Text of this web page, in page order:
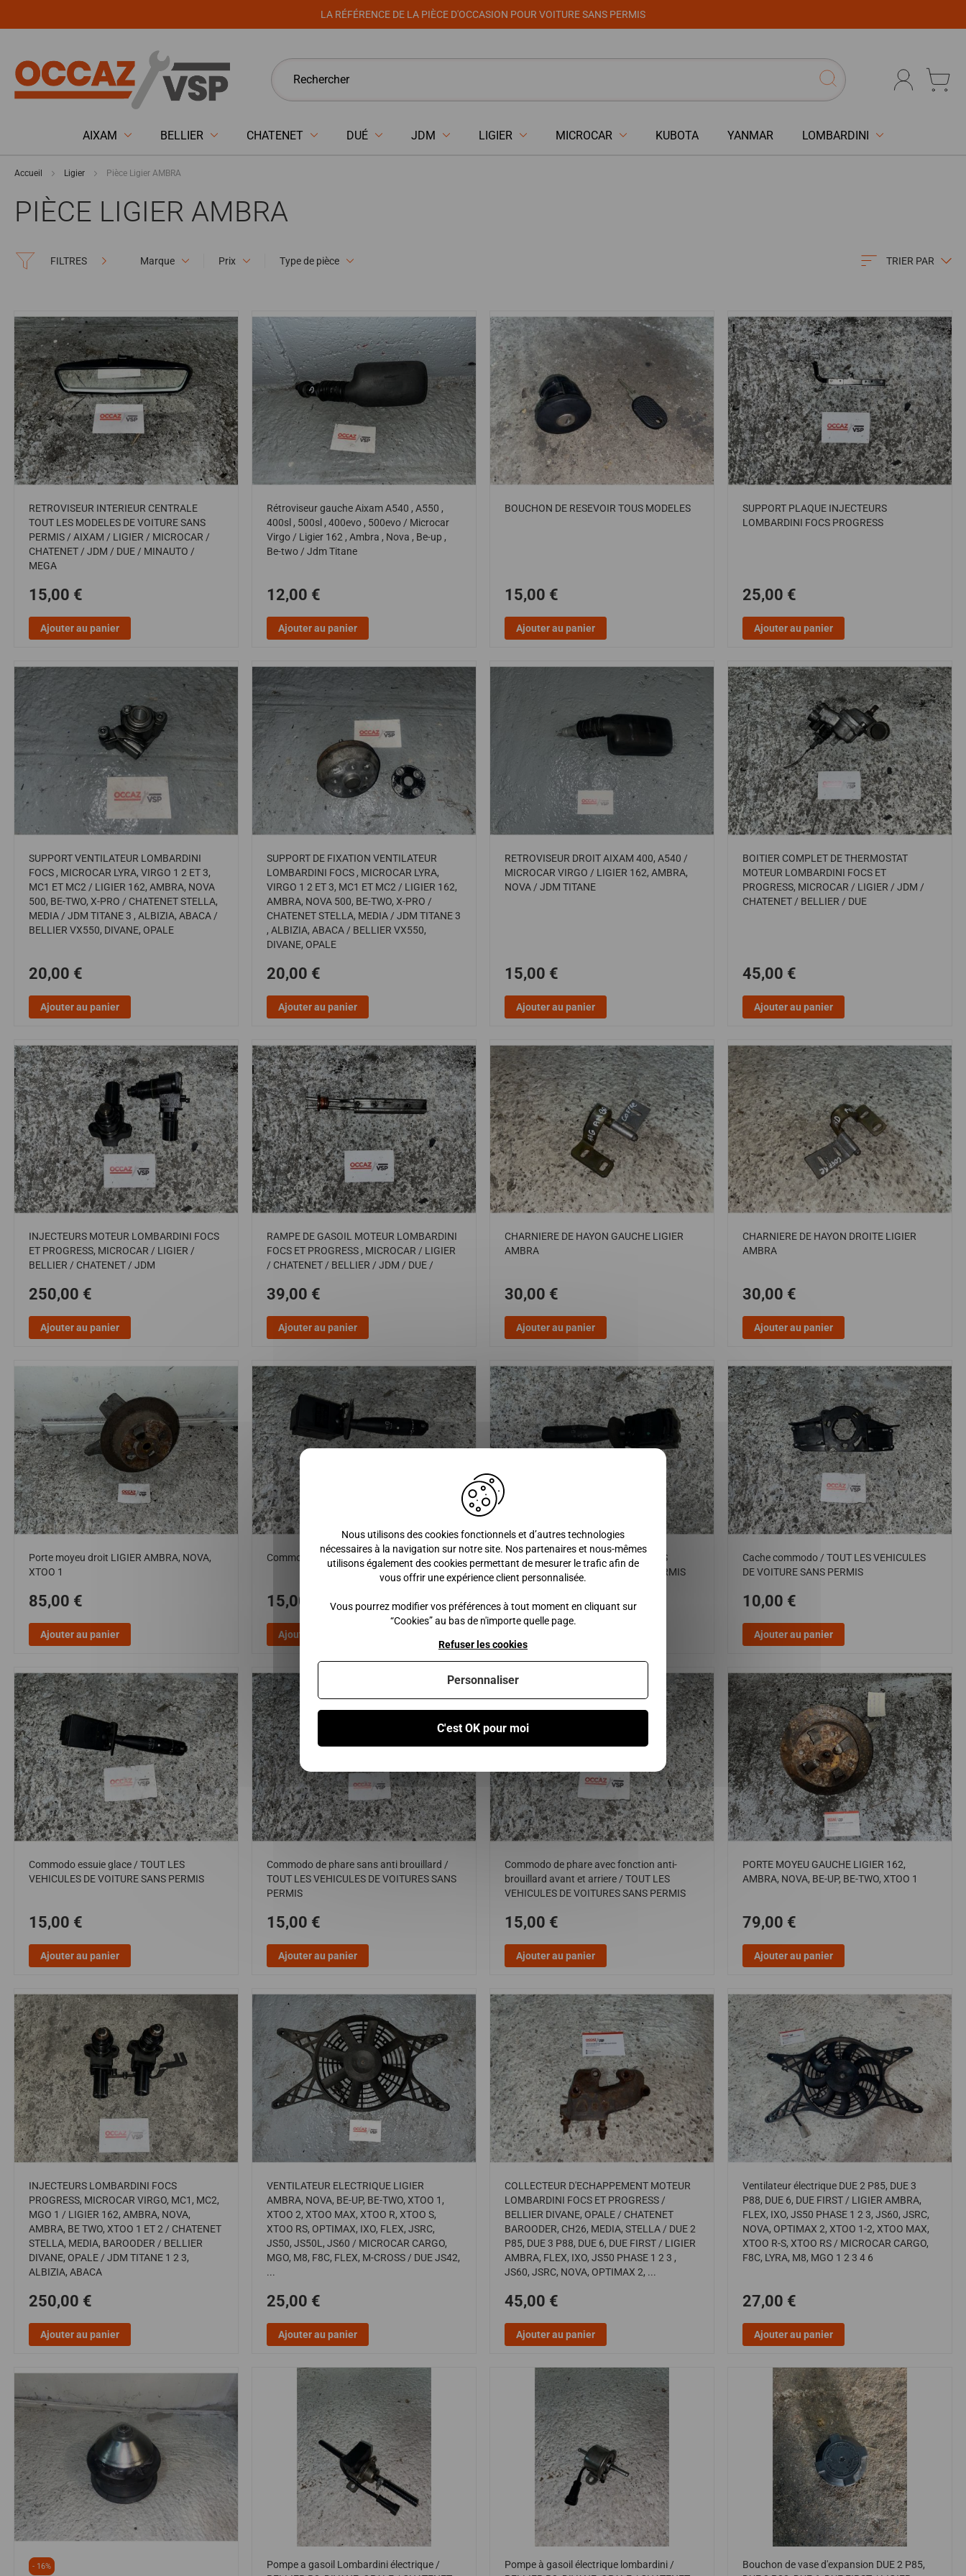
LA RÉFÉRENCE DE LA PIÈCE D'OCCASION POUR VOITURE SANS PERMIS
AIXAM BELLIER CHATENET DUÉ JDM LIGIER MICROCAR KUBOTA YANMAR LOMBARDINI
Accueil Ligier Pièce Ligier AMBRA
PIÈCE LIGIER AMBRA
FILTRES Marque Prix Type de pièce TRIER PAR
RETROVISEUR INTERIEUR CENTRALE
TOUT LES MODELES DE VOITURE SANS
PERMIS / AIXAM / LIGIER / MICROCAR /
CHATENET / JDM / DUE / MINAUTO /
MEGA
15,00 €
Ajouter au panier
Rétroviseur gauche Aixam A540 , A550 ,
400sl , 500sl , 400evo , 500evo / Microcar
Virgo / Ligier 162 , Ambra , Nova , Be-up ,
Be-two / Jdm Titane
12,00 €
Ajouter au panier
BOUCHON DE RESEVOIR TOUS MODELES
15,00 €
Ajouter au panier
SUPPORT PLAQUE INJECTEURS
LOMBARDINI FOCS PROGRESS
25,00 €
Ajouter au panier
SUPPORT VENTILATEUR LOMBARDINI
FOCS , MICROCAR LYRA, VIRGO 1 2 ET 3,
MC1 ET MC2 / LIGIER 162, AMBRA, NOVA
500, BE-TWO, X-PRO / CHATENET STELLA,
MEDIA / JDM TITANE 3 , ALBIZIA, ABACA /
BELLIER VX550, DIVANE, OPALE
20,00 €
Ajouter au panier
SUPPORT DE FIXATION VENTILATEUR
LOMBARDINI FOCS , MICROCAR LYRA,
VIRGO 1 2 ET 3, MC1 ET MC2 / LIGIER 162,
AMBRA, NOVA 500, BE-TWO, X-PRO /
CHATENET STELLA, MEDIA / JDM TITANE 3
, ALBIZIA, ABACA / BELLIER VX550,
DIVANE, OPALE
20,00 €
Ajouter au panier
RETROVISEUR DROIT AIXAM 400, A540 /
MICROCAR VIRGO / LIGIER 162, AMBRA,
NOVA / JDM TITANE
15,00 €
Ajouter au panier
BOITIER COMPLET DE THERMOSTAT
MOTEUR LOMBARDINI FOCS ET
PROGRESS, MICROCAR / LIGIER / JDM /
CHATENET / BELLIER / DUE
45,00 €
Ajouter au panier
INJECTEURS MOTEUR LOMBARDINI FOCS
ET PROGRESS, MICROCAR / LIGIER /
BELLIER / CHATENET / JDM
250,00 €
Ajouter au panier
RAMPE DE GASOIL MOTEUR LOMBARDINI
FOCS ET PROGRESS , MICROCAR / LIGIER
/ CHATENET / BELLIER / JDM / DUE /
39,00 €
Ajouter au panier
CHARNIERE DE HAYON GAUCHE LIGIER
AMBRA
30,00 €
Ajouter au panier
CHARNIERE DE HAYON DROITE LIGIER
AMBRA
30,00 €
Ajouter au panier
Porte moyeu droit LIGIER AMBRA, NOVA,
XTOO 1
85,00 €
Ajouter au panier
Commodo d'essuie glace
15,00 €
Ajouter au panier
Commodo d'essuie glace / TOUT LES
VEHICULES DE VOITURES SANS PERMIS
15,00 €
Cache commodo / TOUT LES VEHICULES
DE VOITURE SANS PERMIS
10,00 €
Ajouter au panier
Commodo essuie glace / TOUT LES
VEHICULES DE VOITURE SANS PERMIS
15,00 €
Ajouter au panier
Commodo de phare sans anti brouillard /
TOUT LES VEHICULES DE VOITURES SANS
PERMIS
15,00 €
Ajouter au panier
Commodo de phare avec fonction anti-
brouillard avant et arriere / TOUT LES
VEHICULES DE VOITURES SANS PERMIS
15,00 €
Ajouter au panier
PORTE MOYEU GAUCHE LIGIER 162,
AMBRA, NOVA, BE-UP, BE-TWO, XTOO 1
79,00 €
Ajouter au panier
INJECTEURS LOMBARDINI FOCS
PROGRESS, MICROCAR VIRGO, MC1, MC2,
MGO 1 / LIGIER 162, AMBRA, NOVA,
AMBRA, BE TWO, XTOO 1 ET 2 / CHATENET
STELLA, MEDIA, BAROODER / BELLIER
DIVANE, OPALE / JDM TITANE 1 2 3,
ALBIZIA, ABACA
250,00 €
Ajouter au panier
VENTILATEUR ELECTRIQUE LIGIER
AMBRA, NOVA, BE-UP, BE-TWO, XTOO 1,
XTOO 2, XTOO MAX, XTOO R, XTOO S,
XTOO RS, OPTIMAX, IXO, FLEX, JSRC,
JS50, JS50L, JS60 / MICROCAR CARGO,
MGO, M8, F8C, FLEX, M-CROSS / DUE JS42,
...
25,00 €
Ajouter au panier
COLLECTEUR D'ECHAPPEMENT MOTEUR
LOMBARDINI FOCS ET PROGRESS /
BELLIER DIVANE, OPALE / CHATENET
BAROODER, CH26, MEDIA, STELLA / DUE 2
P85, DUE 3 P88, DUE 6, DUE FIRST / LIGIER
AMBRA, FLEX, IXO, JS50 PHASE 1 2 3 ,
JS60, JSRC, NOVA, OPTIMAX 2, ...
45,00 €
Ajouter au panier
Ventilateur électrique DUE 2 P85, DUE 3
P88, DUE 6, DUE FIRST / LIGIER AMBRA,
FLEX, IXO, JS50 PHASE 1 2 3, JS60, JSRC,
NOVA, OPTIMAX 2, XTOO 1-2, XTOO MAX,
XTOO R-S, XTOO RS / MICROCAR CARGO,
F8C, LYRA, M8, MGO 1 2 3 4 6
27,00 €
Ajouter au panier
- 16%
Pompe a gasoil Lombardini électrique /
Pompe à gasoil électrique lombardini /
Bouchon de vase d'expansion DUE 2 P85,
Nous utilisons des cookies fonctionnels et d’autres technologies
nécessaires à la navigation sur notre site. Nos partenaires et nous-mêmes
utilisons également des cookies permettant de mesurer le trafic afin de
vous offrir une expérience client personnalisée.
Vous pourrez modifier vos préférences à tout moment en cliquant sur
“Cookies” au bas de n'importe quelle page.
C'est OK pour moi
Refuser les cookies
Personnaliser